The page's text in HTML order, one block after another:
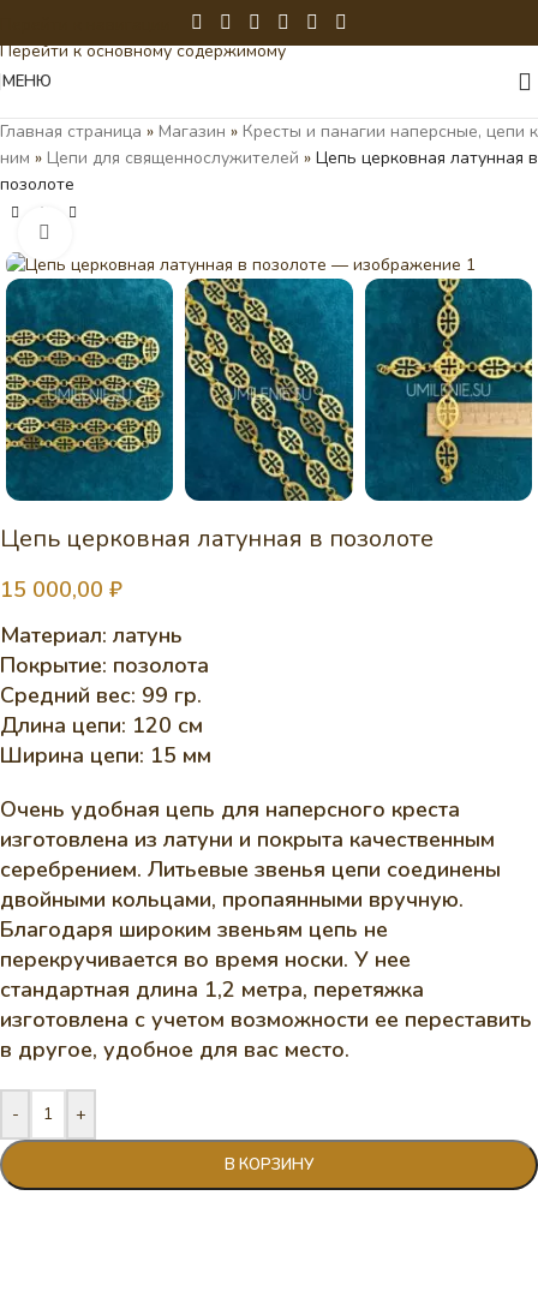
Перейти к основному содержимому
МЕНЮ
Главная страница » Магазин » Кресты и панагии наперсные, цепи к
ним » Цепи для священнослужителей » Цепь церковная латунная в
позолоте
Цепь церковная латунная в позолоте
15 000,00 ₽
Материал: латунь
Покрытие: позолота
Средний вес: 99 гр.
Длина цепи: 120 см
Ширина цепи: 15 мм
Очень удобная цепь для наперсного креста
изготовлена из латуни и покрыта качественным
серебрением. Литьевые звенья цепи соединены
двойными кольцами, пропаянными вручную.
Благодаря широким звеньям цепь не
перекручивается во время носки. У нее
стандартная длина 1,2 метра, перетяжка
изготовлена с учетом возможности ее переставить
в другое, удобное для вас место.
- +
В КОРЗИНУ